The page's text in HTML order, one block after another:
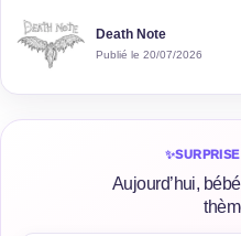
Death Note
Publié le 20/07/2026
✨
Aujourd’hui,